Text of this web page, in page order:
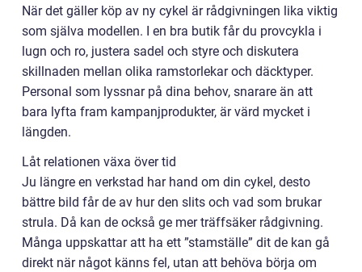
När det gäller köp av ny cykel är rådgivningen lika viktig
som själva modellen. I en bra butik får du provcykla i
lugn och ro, justera sadel och styre och diskutera
skillnaden mellan olika ramstorlekar och däcktyper.
Personal som lyssnar på dina behov, snarare än att
bara lyfta fram kampanjprodukter, är värd mycket i
längden.
Låt relationen växa över tid
Ju längre en verkstad har hand om din cykel, desto
bättre bild får de av hur den slits och vad som brukar
strula. Då kan de också ge mer träffsäker rådgivning.
Många uppskattar att ha ett ”stamställe” dit de kan gå
direkt när något känns fel, utan att behöva börja om